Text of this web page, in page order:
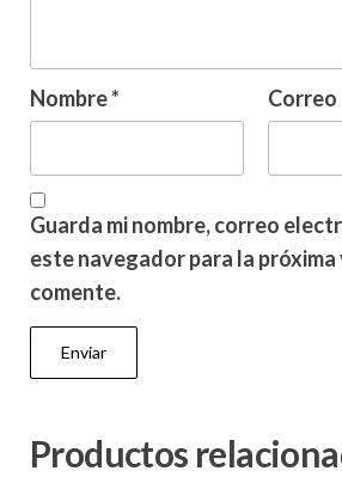
Nombre*
Guarda mi nombre, correo
este navegador para la próxima
comente.
Productos